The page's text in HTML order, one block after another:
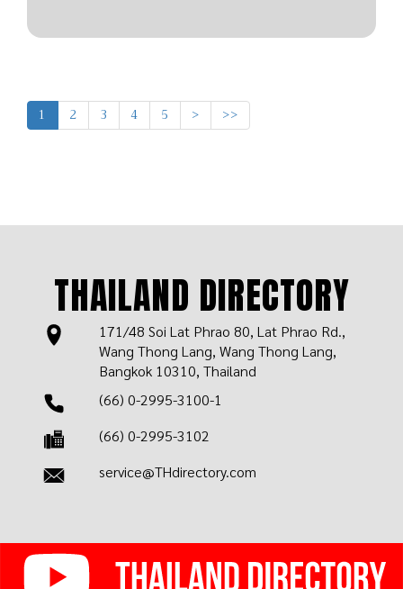
1 2 3 4 5 > >>
THAILAND DIRECTORY
171/48 Soi Lat Phrao 80, Lat Phrao Rd.,
Wang Thong Lang, Wang Thong Lang,
Bangkok 10310, Thailand
(66) 0-2995-3100-1
(66) 0-2995-3102
service@THdirectory.com